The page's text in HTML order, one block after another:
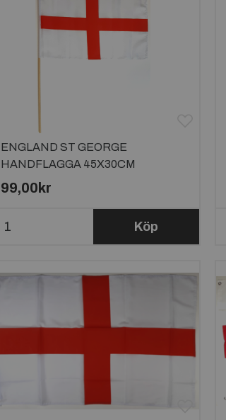
ENGLAND ST GEORGE
HANDFLAGGA 45X30CM
99,00kr
Köp